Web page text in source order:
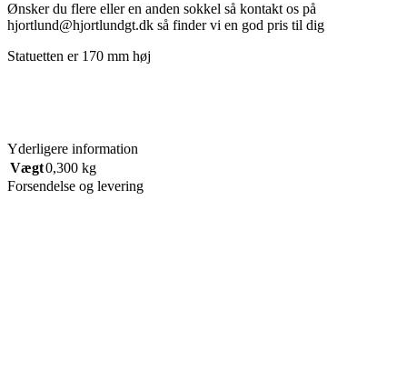
Ønsker du flere eller en anden sokkel så kontakt os på
hjortlund@hjortlundgt.dk så finder vi en god pris til dig
Statuetten er 170 mm høj
Yderligere information
Vægt0,300 kg
Forsendelse og levering